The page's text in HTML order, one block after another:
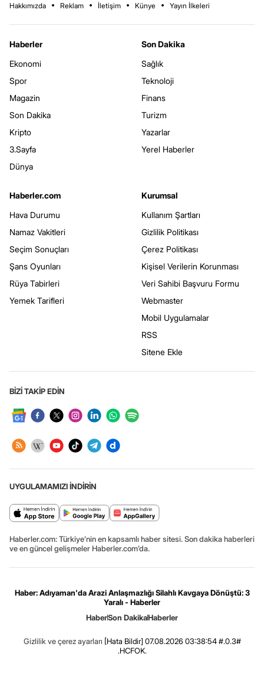
Hakkımızda Reklam İletişim Künye Yayın İlkeleri
Haberler
Ekonomi
Spor
Magazin
Son Dakika
Kripto
3.Sayfa
Dünya
Son Dakika
Sağlık
Teknoloji
Finans
Turizm
Yazarlar
Yerel Haberler
Haberler.com
Hava Durumu
Namaz Vakitleri
Seçim Sonuçları
Şans Oyunları
Rüya Tabirleri
Yemek Tarifleri
Kurumsal
Kullanım Şartları
Gizlilik Politikası
Çerez Politikası
Kişisel Verilerin Korunması
Veri Sahibi Başvuru Formu
Webmaster
Mobil Uygulamalar
RSS
Sitene Ekle
BİZİ TAKİP EDİN
UYGULAMAMIZI İNDİRİN
Haberler.com: Türkiye’nin en kapsamlı haber sitesi. Son dakika haberleri
ve en güncel gelişmeler Haberler.com’da.
Haber: Adıyaman'da Arazi Anlaşmazlığı Silahlı Kavgaya Dönüştü: 3
Yaralı - Haberler
HaberSon DakikaHaberler
Gizlilik ve çerez ayarları [Hata Bildir] 07.08.2026 03:38:54 #.0.3#
.HCFOK.